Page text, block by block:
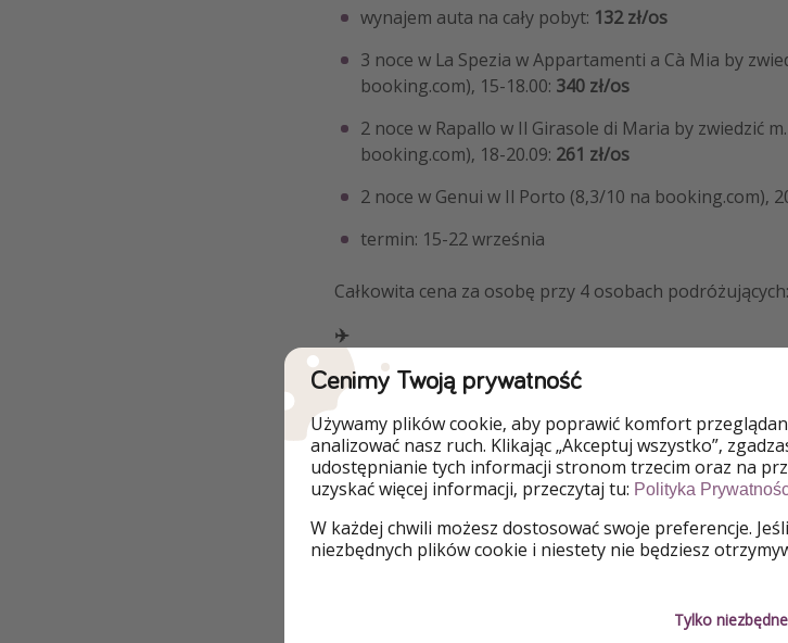
wynajem auta na cały pobyt: 132 zł/os
3 noce w La Spezia w Appartamenti a Cà Mia by
booking.com), 15-18.00: 340 zł/os
2 noce w Rapallo w Il Girasole di Maria by zwiedzić
booking.com), 18-20.09: 261 zł/os
2 noce w Genui w Il Porto (8,3/10 na booking.com),
termin: 15-22 września
Całkowita cena za osobę przy 4 osobach podróżujących:
✈️
Cenimy Twoją prywatność
Używamy plików cookie, aby poprawić komfort
analizować nasz ruch. Klikając „Akceptuj wszystko”,
udostępnianie tych informacji stronom trzecim oraz na
uzyskać więcej informacji, przeczytaj tu: Polityka
W każdej chwili możesz dostosować swoje preferencje.
niezbędnych plików cookie i niestety nie będziesz
Tylko niezbędne